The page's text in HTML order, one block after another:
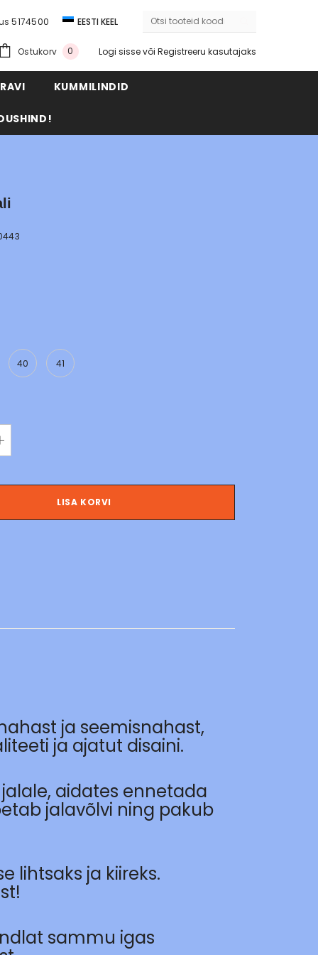
5174500
EESTI KEEL
Ostukorv
0 Logi sissevõi Registreeru kasutajaks
KUMMILINDID
40 41
LISA KORVI
ja seemisnahast,
ja ajatut disaini.
aidates ennetada
jalavõlvi ning pakub
lihtsaks ja kiireks.
sammu igas